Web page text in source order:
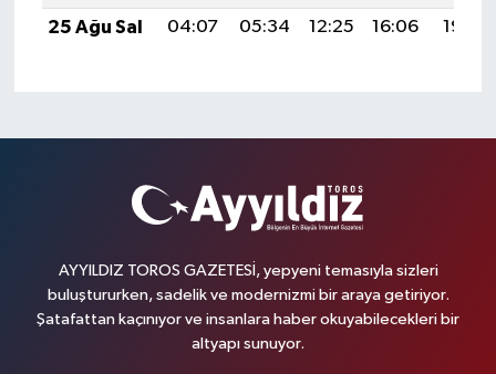
25 Ağu Sal
04:07 05:34 12:25 16:06 19:05
AYYILDIZ TOROS GAZETESİ, yepyeni temasıyla sizleri
buluştururken, sadelik ve modernizmi bir araya getiriyor.
Şatafattan kaçınıyor ve insanlara haber okuyabilecekleri bir
altyapı sunuyor.